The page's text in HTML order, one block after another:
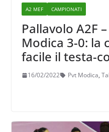
A2 MEF CAMPIONATI
Pallavolo A2F
Modica 3-0: la
facile il testa-
16/02/2022 Pvt Modica,